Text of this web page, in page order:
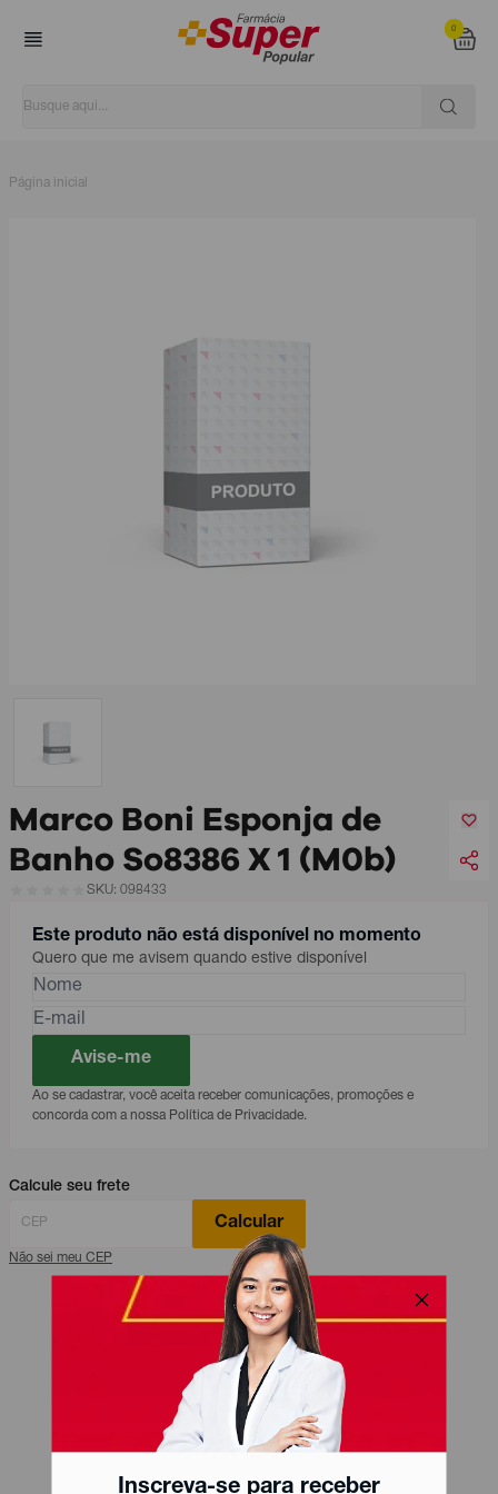
0
Inscreva-se para receber
Página inicial
Marco Boni Esponja de
Banho So8386 X 1 (M0b)
SKU: 098433
Este produto não está disponível no momento
Quero que me avisem quando estive disponível
Avise-me
Ao se cadastrar, você aceita receber comunicações, promoções e
concorda com a nossa Política de Privacidade.
Calcule seu frete
Calcular
Não sei meu CEP